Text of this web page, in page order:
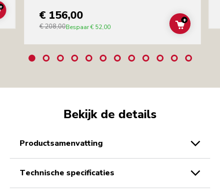
ADD TO CART€ 156,00
€ 208,00Bespaar€ 52,00 ADD TO
+
Bekijk de details
productsamenvatting
technische specificaties